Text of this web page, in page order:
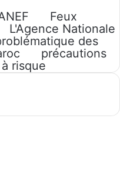
Feux
L'Agence Nationale
des
précautions
risque